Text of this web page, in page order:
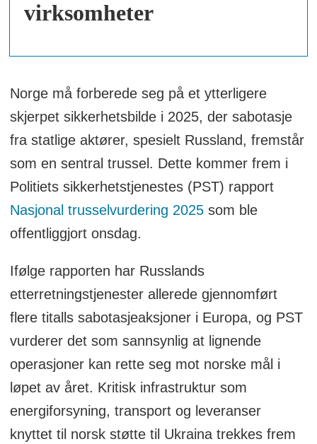
virksomheter
Norge må forberede seg på et ytterligere
skjerpet sikkerhetsbilde i 2025, der sabotasje
fra statlige aktører, spesielt Russland, fremstår
som en sentral trussel. Dette kommer frem i
Politiets sikkerhetstjenestes (PST) rapport
Nasjonal trusselvurdering 2025som ble
offentliggjort onsdag.
Ifølge rapporten har Russlands
etterretningstjenester allerede gjennomført
flere titalls sabotasjeaksjoner i Europa, og PST
vurderer det som sannsynlig at lignende
operasjoner kan rette seg mot norske mål i
løpet av året. Kritisk infrastruktur som
energiforsyning, transport og leveranser
knyttet til norsk støtte til Ukraina trekkes frem